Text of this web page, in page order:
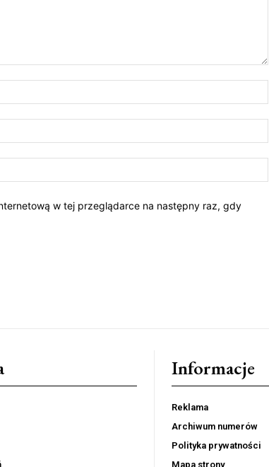
w tej przeglądarce na następny raz, gdy
Informacje
Reklama
Archiwum numerów
Polityka prywatności
Mapa strony